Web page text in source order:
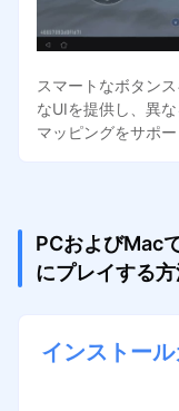
スマートなボタン
なUIを提供し、異
マッピングをサポー
PCおよびMac
にプレイする
インストー